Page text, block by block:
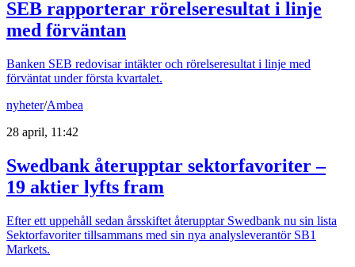
SEB rapporterar rörelseresultat i linje
med förväntan
Banken SEB redovisar intäkter och rörelseresultat i linje med
förväntat under första kvartalet.
nyheter/Ambea
28 april, 11:42
Swedbank återupptar sektorfavoriter –
19 aktier lyfts fram
Efter ett uppehåll sedan årsskiftet återupptar Swedbank nu sin lista
Sektorfavoriter tillsammans med sin nya analysleverantör SB1
Markets.